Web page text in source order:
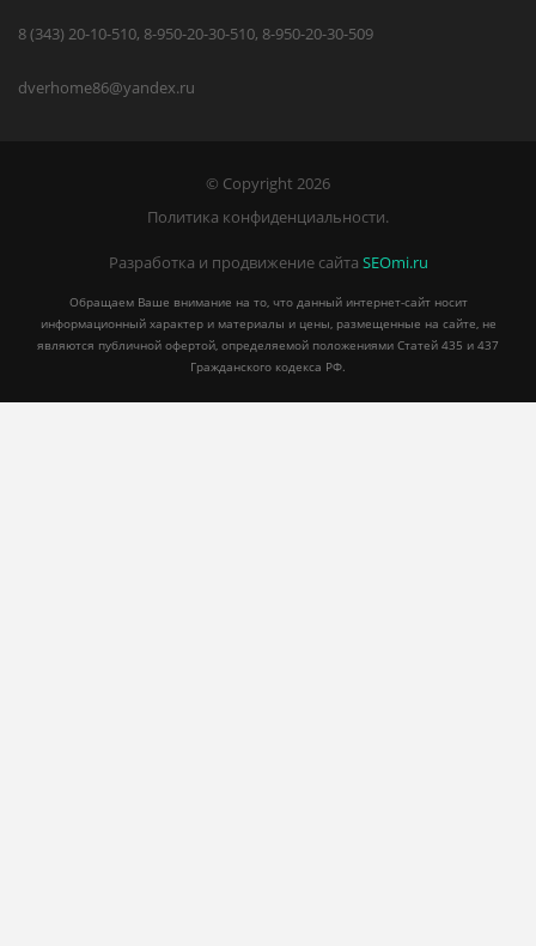
8 (343) 20-10-510, 8-950-20-30-510, 8-950-20-30-509
dverhome86@yandex.ru
© Copyright 2026
Политика конфиденциальности.
Разработка и продвижение сайта SEOmi.ru
Обращаем Ваше внимание на то, что данный интернет-сайт носит
информационный характер и материалы и цены, размещенные на сайте, не
являются публичной офертой, определяемой положениями Статей 435 и 437
Гражданского кодекса РФ.